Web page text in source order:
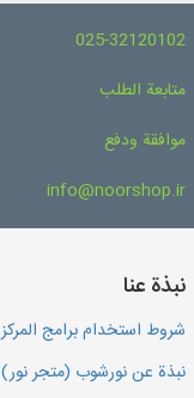
025-32120102
متابعة الطلب
موافقة ودفع
info@noorshop.ir
نبذة عنا
شروط استخدام برامج المركز
نبذة عن نورشوب (متجر نور)